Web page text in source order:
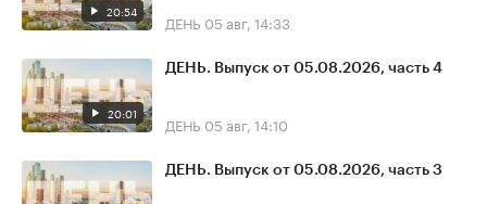
20:54 ДЕНЬ 05 авг, 14:33
20:01
ДЕНЬ. Выпуск от 05.08.2026, часть 4
ДЕНЬ 05 авг, 14:10
ДЕНЬ. Выпуск от 05.08.2026, часть 3